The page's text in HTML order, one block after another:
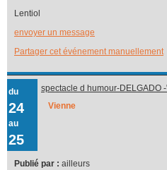
Lentiol
envoyer un message
Partager cet événement manuellement
du
24
au
25
spectacle d humour-DELGADO
Vienne
Publié par : ailleurs